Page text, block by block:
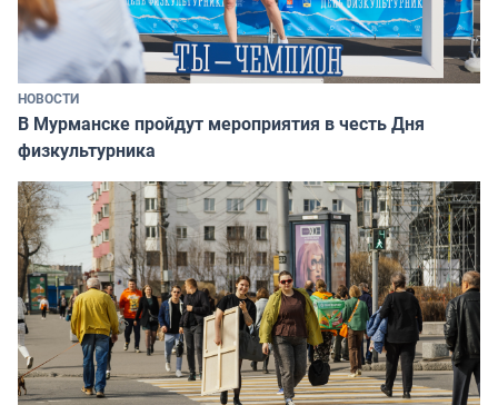
НОВОСТИ
В Мурманске пройдут мероприятия в честь Дня
физкультурника